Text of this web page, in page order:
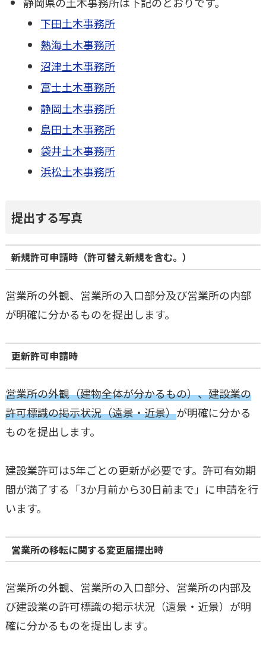
下田土木事務所
熱海土木事務所
沼津土木事務所
富士土木事務所
静岡土木事務所
島田土木事務所
袋井土木事務所
浜松土木事務所
提出する写真
新規許可申請時（許可替え新規を含む。）
営業所の外観、営業所の入口部分及び営業所の内部
が明確に分かるものを提出します。
更新許可申請時
営業所の外観（建物全体が分かるもの）、建設業の
許可標識の掲示状況（遠景・近景）が明確に分かる
ものを提出します。
建設業許可は5年ごとの更新が必要です。許可有効期
間が満了する「3か月前から30日前まで」に申請を行
います。
営業所の移転に関する変更届提出時
営業所の外観、営業所の入口部分、営業所の内部及
び建設業の許可標識の掲示状況（遠景・近景）が明
確に分かるものを提出します。